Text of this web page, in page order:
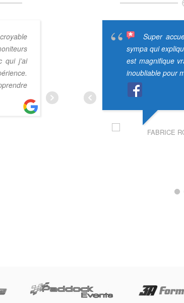
qui j’ai
Stage de 2h
racing cup (circuit) puis
apprentissage de la
recommande car les
rdv et les instructeurs au top.
des ... Lire la suite
Super
sympa qui
est magnifique
inoubliable pour
FABRICE